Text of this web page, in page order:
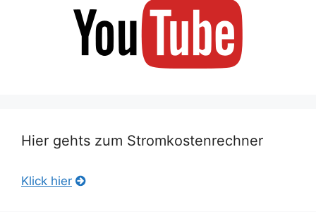
Hier gehts zum Stromkostenrechner
Klick hier